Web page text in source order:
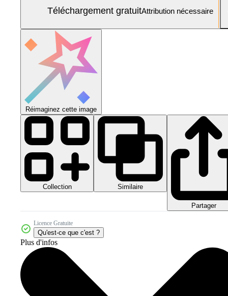
Téléchargement gratuitAttribution nécessaire
Réimaginez cette image
Collection Similaire
Partager
Licence Gratuite
Qu'est-ce que c'est ?
Plus d'infos